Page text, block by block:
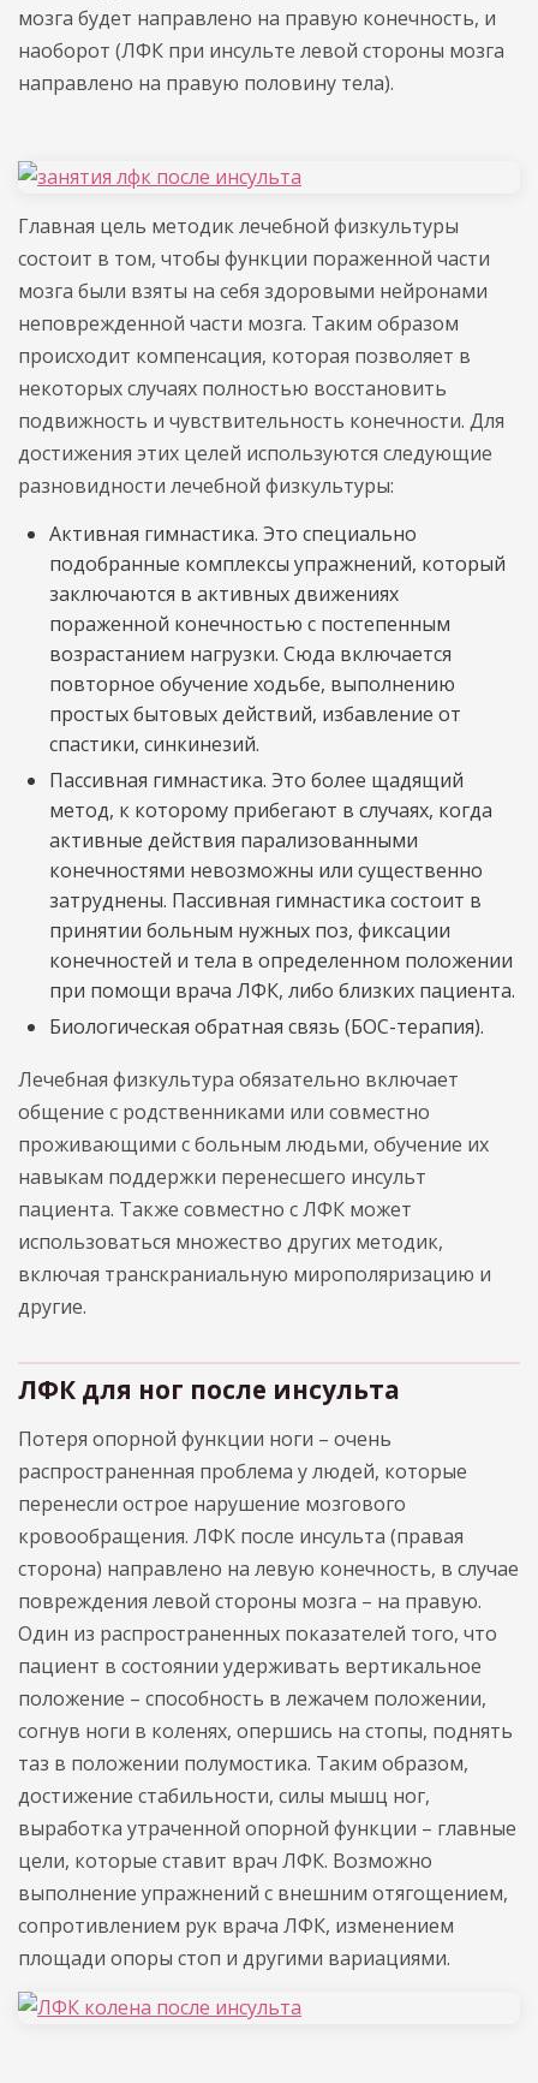
мозга будет направлено на правую конечность, и
наоборот (ЛФК при инсульте левой стороны мозга
направлено на правую половину тела).
Главная цель методик лечебной физкультуры
состоит в том, чтобы функции пораженной части
мозга были взяты на себя здоровыми нейронами
неповрежденной части мозга. Таким образом
происходит компенсация, которая позволяет в
некоторых случаях полностью восстановить
подвижность и чувствительность конечности. Для
достижения этих целей используются следующие
разновидности лечебной физкультуры:
Активная гимнастика. Это специально
подобранные комплексы упражнений, который
заключаются в активных движениях
пораженной конечностью с постепенным
возрастанием нагрузки. Сюда включается
повторное обучение ходьбе, выполнению
простых бытовых действий, избавление от
спастики, синкинезий.
Пассивная гимнастика. Это более щадящий
метод, к которому прибегают в случаях, когда
активные действия парализованными
конечностями невозможны или существенно
затруднены. Пассивная гимнастика состоит в
принятии больным нужных поз, фиксации
конечностей и тела в определенном положении
при помощи врача ЛФК, либо близких пациента.
Биологическая обратная связь (БОС-терапия).
Лечебная физкультура обязательно включает
общение с родственниками или совместно
проживающими с больным людьми, обучение их
навыкам поддержки перенесшего инсульт
пациента. Также совместно с ЛФК может
использоваться множество других методик,
включая транскраниальную мирополяризацию и
другие.
ЛФК для ног после инсульта
Потеря опорной функции ноги – очень
распространенная проблема у людей, которые
перенесли острое нарушение мозгового
кровообращения. ЛФК после инсульта (правая
сторона) направлено на левую конечность, в случае
повреждения левой стороны мозга – на правую.
Один из распространенных показателей того, что
пациент в состоянии удерживать вертикальное
положение – способность в лежачем положении,
согнув ноги в коленях, опершись на стопы, поднять
таз в положении полумостика. Таким образом,
достижение стабильности, силы мышц ног,
выработка утраченной опорной функции – главные
цели, которые ставит врач ЛФК. Возможно
выполнение упражнений с внешним отягощением,
сопротивлением рук врача ЛФК, изменением
площади опоры стоп и другими вариациями.